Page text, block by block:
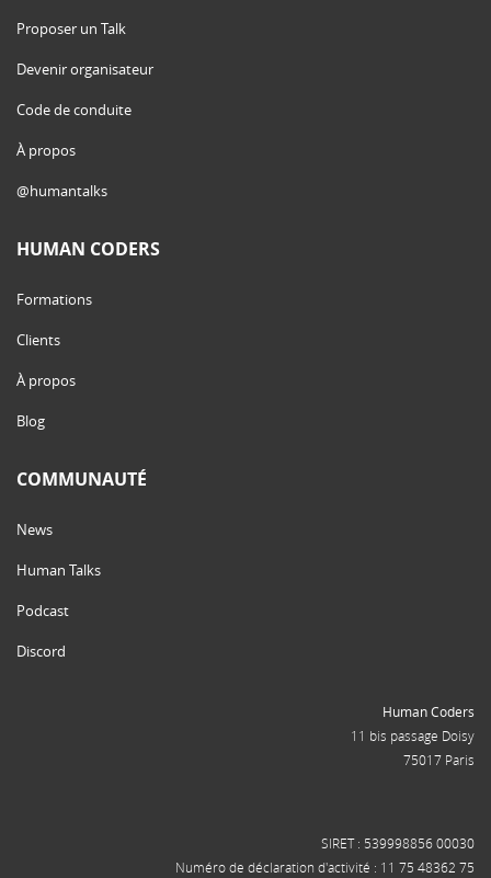
Proposer un Talk
Devenir organisateur
Code de conduite
À propos
@humantalks
HUMAN CODERS
Formations
Clients
À propos
Blog
COMMUNAUTÉ
News
Human Talks
Podcast
Discord
Human Coders
11 bis passage Doisy
75017 Paris
SIRET : 539998856 00030
Numéro de déclaration d'activité : 11 75 48362 75